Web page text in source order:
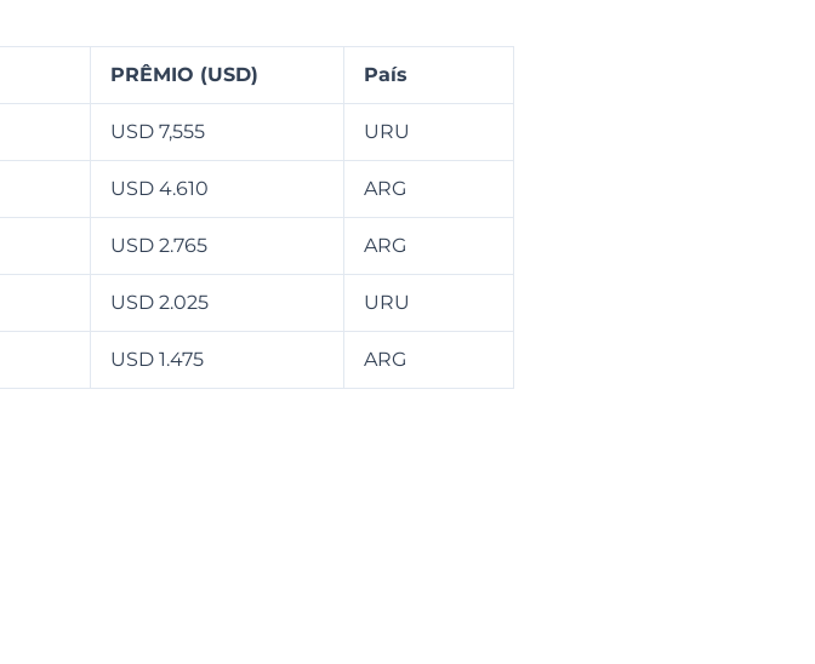
PRÊMIO (USD) País
USD 7,555 URU
USD 4.610 ARG
USD 2.765 ARG
USD 2.025 URU
USD 1.475 ARG